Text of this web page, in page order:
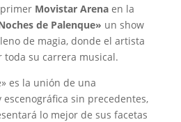
Movistar Arenaen la
de Palenque» un show
de magia, donde el artista
su carrera musical.
es la unión de una
sin precedentes,
lo mejor de sus facetas